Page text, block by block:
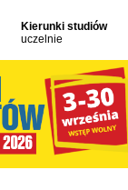
Kierunki studiów
uczelnie